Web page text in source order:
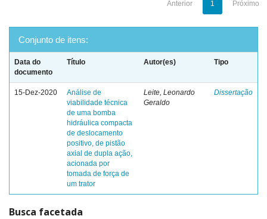
Anterior 1 Próximo
Conjunto de itens:
Data do
documento
Título Autor(es) Tipo
15-Dez-2020
Análise de
viabilidade técnica
de uma bomba
hidráulica compacta
de deslocamento
positivo, de pistão
axial de dupla ação,
acionada por
tomada de força de
um trator
Leite, Leonardo
Geraldo
Dissertação
Busca facetada